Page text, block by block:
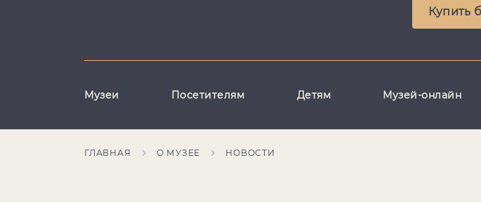
Купить
Музеи Посетителям Детям Музей-онлайн
ГЛАВНАЯ О МУЗЕЕ НОВОСТИ